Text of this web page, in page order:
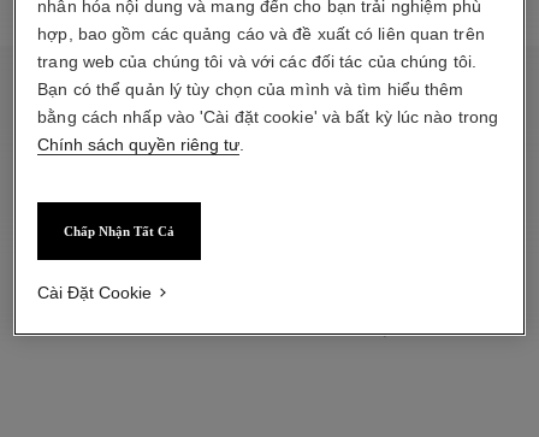
TRÂN TRỌNG
nhân hóa nội dung và mang đến cho bạn trải nghiệm phù
hợp, bao gồm các quảng cáo và đề xuất có liên quan trên
trang web của chúng tôi và với các đối tác của chúng tôi.
Bạn có thể quản lý tùy chọn của mình và tìm hiểu thêm
bằng cách nhấp vào 'Cài đặt cookie' và bất kỳ lúc nào trong
Chính sách quyền riêng tư
Chấp Nhận Tất Cả
Cài Đặt Cookie